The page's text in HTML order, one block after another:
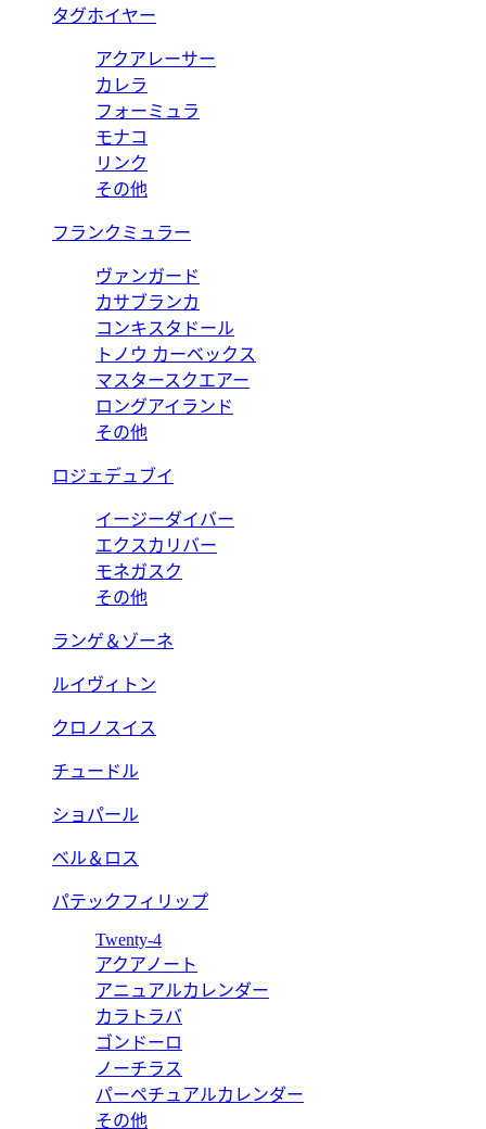
タグホイヤー
アクアレーサー
カレラ
フォーミュラ
モナコ
リンク
その他
フランクミュラー
ヴァンガード
カサブランカ
コンキスタドール
トノウ カーベックス
マスタースクエアー
ロングアイランド
その他
ロジェデュブイ
イージーダイバー
エクスカリバー
モネガスク
その他
ランゲ＆ゾーネ
ルイヴィトン
クロノスイス
チュードル
ショパール
ベル＆ロス
パテックフィリップ
Twenty-4
アクアノート
アニュアルカレンダー
カラトラバ
ゴンドーロ
ノーチラス
パーペチュアルカレンダー
その他